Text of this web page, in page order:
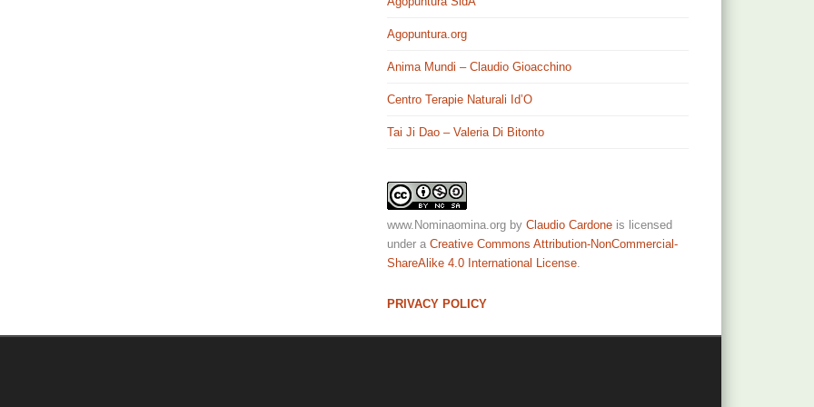
Agopuntura.org
Anima Mundi – Claudio Gioacchino
Centro Terapie Naturali Id’O
Tai Ji Dao – Valeria Di Bitonto
www.Nominaomina.org byClaudio Cardone is licensed
under aCreative Commons Attribution-NonCommercial-
ShareAlike 4.0 International License
PRIVACY POLICY